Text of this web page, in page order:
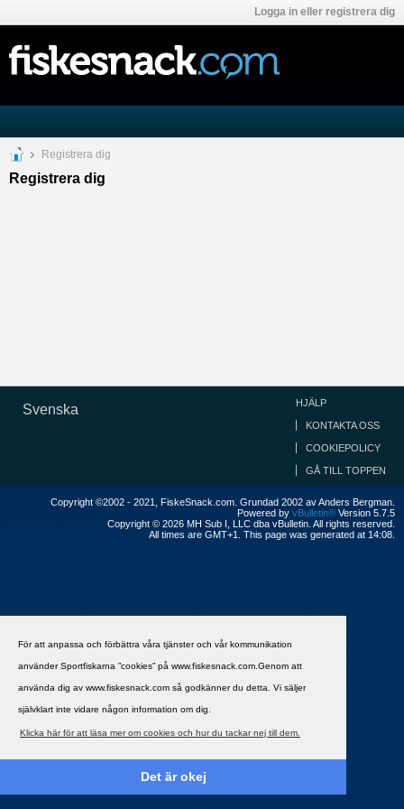
För att anpassa och förbättra våra tjänster och vår kommunikation
använder Sportfiskarna ”cookies” på www.fiskesnack.com.Genom att
använda dig av www.fiskesnack.com så godkänner du detta. Vi säljer
självklart inte vidare någon information om dig.
Klicka här för att läsa mer om cookies och hur du tackar nej till dem.
Det är okej
Logga in eller registrera dig
Registrera dig
Registrera dig
Svenska HJÄLP
KONTAKTA OSS
COOKIEPOLICY
GÅ TILL TOPPEN
Copyright ©2002 - 2021, FiskeSnack.com. Grundad 2002 av Anders Bergman.
Powered by vBulletin® Version 5.7.5
Copyright © 2026 MH Sub I, LLC dba vBulletin. All rights reserved.
All times are GMT+1. This page was generated at 14:08.